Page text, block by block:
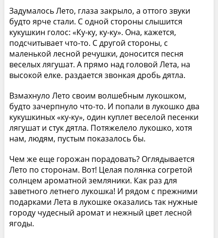
Задумалось Лето, глаза закрыло, а оттого звуки
будто ярче стали. С одной стороны слышится
кукушкин голос: «Ку-ку, ку-ку». Она, кажется,
подсчитывает что-то. С другой стороны, с
маленькой лесной речушки, доносится песня
веселых лягушат. А прямо над головой Лета, на
высокой елке. раздается звонкая дробь дятла.
Взмахнуло Лето своим волшебным лукошком,
будто зачерпнуло что-то. И попали в лукошко два
кукушкиных «ку-ку», один куплет веселой песенки
лягушат и стук дятла. Потяжелело лукошко, хотя
нам, людям, пустым показалось бы.
Чем же еще горожан порадовать? Оглядывается
Лето по сторонам. Вот! Целая полянка согретой
солнцем ароматной земляники. Как раз для
заветного летнего лукошка! И рядом с прежними
подарками Лета в лукошке оказались так нужные
городу чудесный аромат и нежный цвет лесной
ягоды.